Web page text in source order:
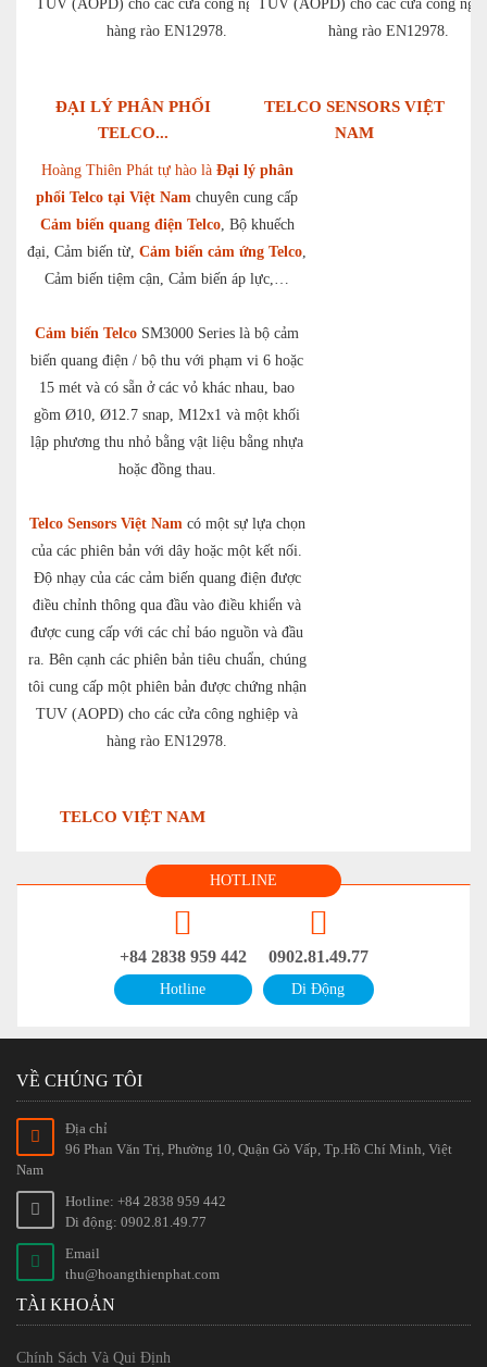
TUV (AOPD) cho các cửa công nghiệp và
hàng rào EN12978.
ĐẠI LÝ PHÂN PHỐI
TELCO...
TUV (AOPD) cho các cửa công
hàng rào EN12978.
TELCO SENSORS VIỆT
NAM
Hoàng Thiên Phát tự hào là Đại lý phân
phối Telco tại Việt Nam chuyên cung cấp
Cảm biến quang điện Telco, Bộ khuếch
đại, Cảm biến từ, Cảm biến cảm ứng Telco,
Cảm biến tiệm cận, Cảm biến áp lực,…
Cảm biến Telco SM3000 Series là bộ cảm
biến quang điện / bộ thu với phạm vi 6 hoặc
15 mét và có sẵn ở các vỏ khác nhau, bao
gồm Ø10, Ø12.7 snap, M12x1 và một khối
lập phương thu nhỏ bằng vật liệu bằng nhựa
hoặc đồng thau.
Telco Sensors Việt Namcó một sự lựa chọn
của các phiên bản với dây hoặc một kết nối.
Độ nhạy của các cảm biến quang điện được
điều chỉnh thông qua đầu vào điều khiển và
được cung cấp với các chỉ báo nguồn và đầu
ra. Bên cạnh các phiên bản tiêu chuẩn, chúng
tôi cung cấp một phiên bản được chứng nhận
TUV (AOPD) cho các cửa công nghiệp và
hàng rào EN12978.
TELCO VIỆT NAM
HOTLINE
+84 2838 959 442
Hotline
0902.81.49.77
Di Động
VỀ CHÚNG TÔI
Địa chỉ
96 Phan Văn Trị, Phường 10, Quận Gò Vấp, Tp.Hồ Chí Minh, Việt
Nam
Hotline: +84 2838 959 442
Di động: 0902.81.49.77
Email
thu@hoangthienphat.com
TÀI KHOẢN
Chính Sách Và Qui Định